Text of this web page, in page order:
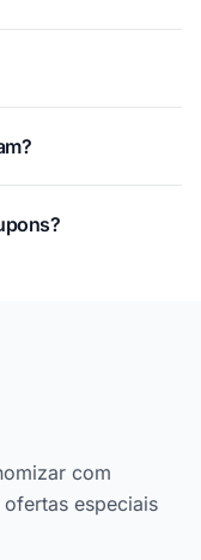
com
especiais